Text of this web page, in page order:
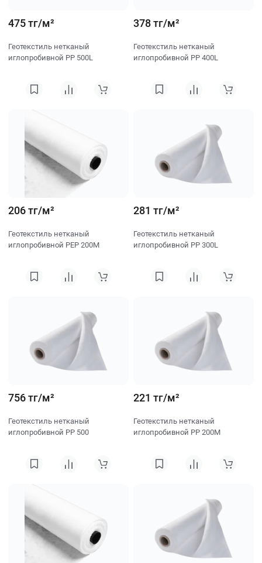
475 тг/м²
Геотекстиль нетканый
иглопробивной PP 500L
378 тг/м²
Геотекстиль нетканый
иглопробивной PP 400L
206 тг/м²
Геотекстиль нетканый
иглопробивной PEP 200M
281 тг/м²
Геотекстиль нетканый
иглопробивной PP 300L
756 тг/м²
Геотекстиль нетканый
иглопробивной PP 500
221 тг/м²
Геотекстиль нетканый
иглопробивной PP 200M